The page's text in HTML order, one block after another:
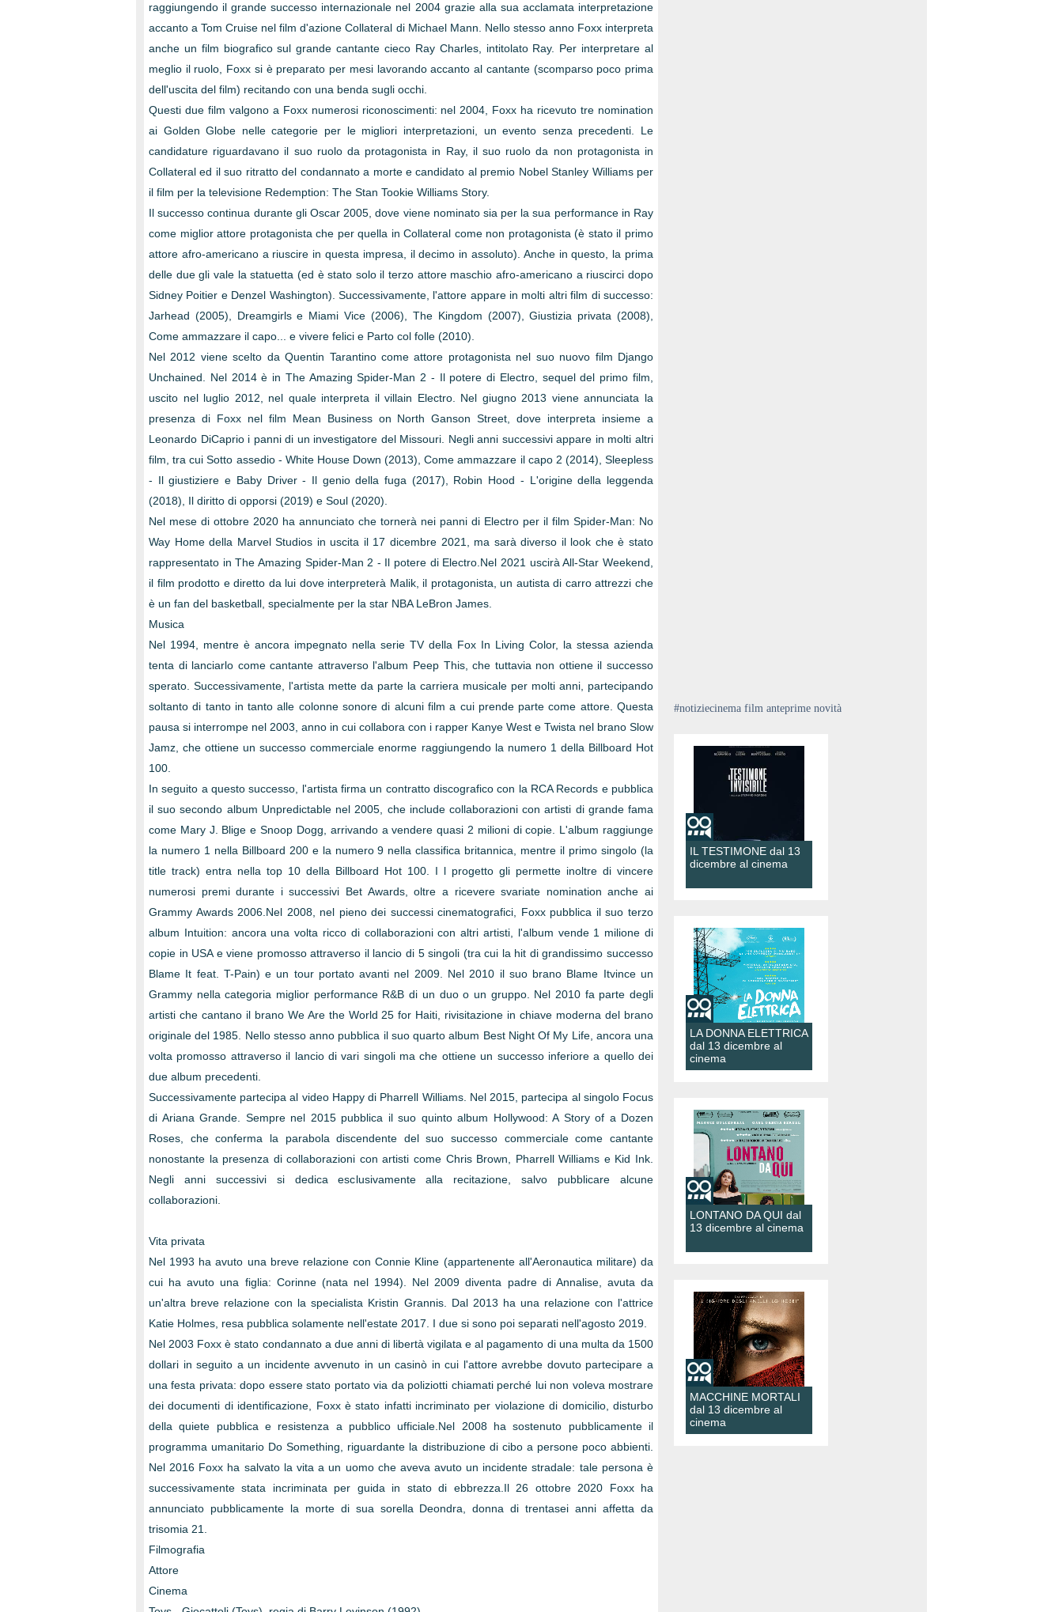
raggiungendo il grande successo internazionale nel 2004 grazie alla sua acclamata interpretazione
accanto a Tom Cruise nel film d'azione Collateral di Michael Mann. Nello stesso anno Foxx interpreta
anche un film biografico sul grande cantante cieco Ray Charles, intitolato Ray. Per interpretare al
meglio il ruolo, Foxx si è preparato per mesi lavorando accanto al cantante (scomparso poco prima
dell'uscita del film) recitando con una benda sugli occhi.
Questi due film valgono a Foxx numerosi riconoscimenti: nel 2004, Foxx ha ricevuto tre nomination
ai Golden Globe nelle categorie per le migliori interpretazioni, un evento senza precedenti. Le
candidature riguardavano il suo ruolo da protagonista in Ray, il suo ruolo da non protagonista in
Collateral ed il suo ritratto del condannato a morte e candidato al premio Nobel Stanley Williams per
il film per la televisione Redemption: The Stan Tookie Williams Story.
Il successo continua durante gli Oscar 2005, dove viene nominato sia per la sua performance in Ray
come miglior attore protagonista che per quella in Collateral come non protagonista (è stato il primo
attore afro-americano a riuscire in questa impresa, il decimo in assoluto). Anche in questo, la prima
delle due gli vale la statuetta (ed è stato solo il terzo attore maschio afro-americano a riuscirci dopo
Sidney Poitier e Denzel Washington). Successivamente, l'attore appare in molti altri film di successo:
Jarhead (2005), Dreamgirls e Miami Vice (2006), The Kingdom (2007), Giustizia privata (2008),
Come ammazzare il capo... e vivere felici e Parto col folle (2010).
Nel 2012 viene scelto da Quentin Tarantino come attore protagonista nel suo nuovo film Django
Unchained. Nel 2014 è in The Amazing Spider-Man 2 - Il potere di Electro, sequel del primo film,
uscito nel luglio 2012, nel quale interpreta il villain Electro. Nel giugno 2013 viene annunciata la
presenza di Foxx nel film Mean Business on North Ganson Street, dove interpreta insieme a
Leonardo DiCaprio i panni di un investigatore del Missouri. Negli anni successivi appare in molti altri
film, tra cui Sotto assedio - White House Down (2013), Come ammazzare il capo 2 (2014), Sleepless
- Il giustiziere e Baby Driver - Il genio della fuga (2017), Robin Hood - L'origine della leggenda
(2018), Il diritto di opporsi (2019) e Soul (2020).
Nel mese di ottobre 2020 ha annunciato che tornerà nei panni di Electro per il film Spider-Man: No
Way Home della Marvel Studios in uscita il 17 dicembre 2021, ma sarà diverso il look che è stato
rappresentato in The Amazing Spider-Man 2 - Il potere di Electro.Nel 2021 uscirà All-Star Weekend,
il film prodotto e diretto da lui dove interpreterà Malik, il protagonista, un autista di carro attrezzi che
è un fan del basketball, specialmente per la star NBA LeBron James.
Musica
Nel 1994, mentre è ancora impegnato nella serie TV della Fox In Living Color, la stessa azienda
tenta di lanciarlo come cantante attraverso l'album Peep This, che tuttavia non ottiene il successo
sperato. Successivamente, l'artista mette da parte la carriera musicale per molti anni, partecipando
soltanto di tanto in tanto alle colonne sonore di alcuni film a cui prende parte come attore. Questa
pausa si interrompe nel 2003, anno in cui collabora con i rapper Kanye West e Twista nel brano Slow
Jamz, che ottiene un successo commerciale enorme raggiungendo la numero 1 della Billboard Hot
100.
In seguito a questo successo, l'artista firma un contratto discografico con la RCA Records e pubblica
il suo secondo album Unpredictable nel 2005, che include collaborazioni con artisti di grande fama
come Mary J. Blige e Snoop Dogg, arrivando a vendere quasi 2 milioni di copie. L'album raggiunge
la numero 1 nella Billboard 200 e la numero 9 nella classifica britannica, mentre il primo singolo (la
title track) entra nella top 10 della Billboard Hot 100. I l progetto gli permette inoltre di vincere
numerosi premi durante i successivi Bet Awards, oltre a ricevere svariate nomination anche ai
Grammy Awards 2006.Nel 2008, nel pieno dei successi cinematografici, Foxx pubblica il suo terzo
album Intuition: ancora una volta ricco di collaborazioni con altri artisti, l'album vende 1 milione di
copie in USA e viene promosso attraverso il lancio di 5 singoli (tra cui la hit di grandissimo successo
Blame It feat. T-Pain) e un tour portato avanti nel 2009. Nel 2010 il suo brano Blame Itvince un
Grammy nella categoria miglior performance R&B di un duo o un gruppo. Nel 2010 fa parte degli
artisti che cantano il brano We Are the World 25 for Haiti, rivisitazione in chiave moderna del brano
originale del 1985. Nello stesso anno pubblica il suo quarto album Best Night Of My Life, ancora una
volta promosso attraverso il lancio di vari singoli ma che ottiene un successo inferiore a quello dei
due album precedenti.
Successivamente partecipa al video Happy di Pharrell Williams. Nel 2015, partecipa al singolo Focus
di Ariana Grande. Sempre nel 2015 pubblica il suo quinto album Hollywood: A Story of a Dozen
Roses, che conferma la parabola discendente del suo successo commerciale come cantante
nonostante la presenza di collaborazioni con artisti come Chris Brown, Pharrell Williams e Kid Ink.
Negli anni successivi si dedica esclusivamente alla recitazione, salvo pubblicare alcune
collaborazioni.
Vita privata
Nel 1993 ha avuto una breve relazione con Connie Kline (appartenente all'Aeronautica militare) da
cui ha avuto una figlia: Corinne (nata nel 1994). Nel 2009 diventa padre di Annalise, avuta da
un'altra breve relazione con la specialista Kristin Grannis. Dal 2013 ha una relazione con l'attrice
Katie Holmes, resa pubblica solamente nell'estate 2017. I due si sono poi separati nell'agosto 2019.
Nel 2003 Foxx è stato condannato a due anni di libertà vigilata e al pagamento di una multa da 1500
dollari in seguito a un incidente avvenuto in un casinò in cui l'attore avrebbe dovuto partecipare a
una festa privata: dopo essere stato portato via da poliziotti chiamati perché lui non voleva mostrare
dei documenti di identificazione, Foxx è stato infatti incriminato per violazione di domicilio, disturbo
della quiete pubblica e resistenza a pubblico ufficiale.Nel 2008 ha sostenuto pubblicamente il
programma umanitario Do Something, riguardante la distribuzione di cibo a persone poco abbienti.
Nel 2016 Foxx ha salvato la vita a un uomo che aveva avuto un incidente stradale: tale persona è
successivamente stata incriminata per guida in stato di ebbrezza.Il 26 ottobre 2020 Foxx ha
annunciato pubblicamente la morte di sua sorella Deondra, donna di trentasei anni affetta da
trisomia 21.
Filmografia
Attore
Cinema
#notiziecinema film anteprime novità
IL TESTIMONE dal 13
dicembre al cinema
LA DONNA ELETTRICA
dal 13 dicembre al
cinema
LONTANO DA QUI dal
13 dicembre al cinema
MACCHINE MORTALI
dal 13 dicembre al
cinema